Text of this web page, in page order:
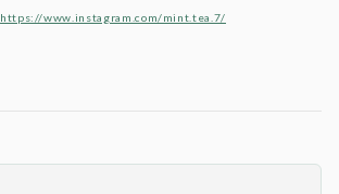
https://www.instagram.com/mint.tea.7/